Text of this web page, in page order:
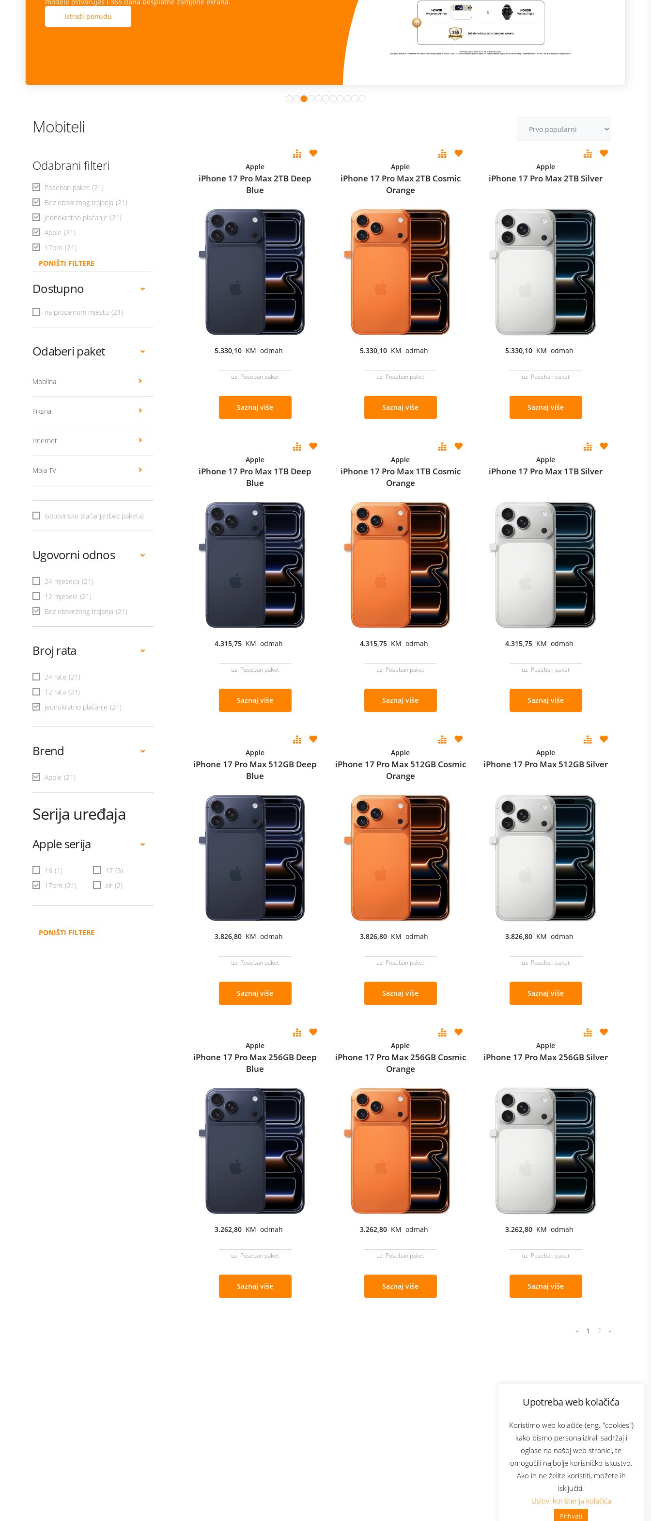
Upotreba web kolačića
Koristimo web kolačiće (eng. "cookies")
kako bismo personalizirali sadržaj i
oglase na našoj web stranici, te
omogućili najbolje korisničko iskustvo.
Ako ih ne želite koristiti, možete ih
isključiti.
Uslovi korištenja kolačića
Prihvati
👋 Zdravo, kako mogu pomoći?
Istraži ponudu
Mobiteli
Odabrani filteri
Poseban paket (21)
Bez obaveznog trajanja (21)
Jednokratno plaćanje (21)
Apple (21)
17pro (21)
PONIŠTI FILTERE
Dostupno
na prodajnom mjestu (21)
Odaberi paket
Mobilna
Fiksna
Internet
Moja TV
Gotovinsko plaćanje (bez paketa)
Ugovorni odnos
24 mjeseca (21)
12 mjeseci (21)
Bez obaveznog trajanja (21)
Broj rata
24 rate (21)
12 rata (21)
Jednokratno plaćanje (21)
Brend
Apple (21)
Serija uređaja
Apple serija
16 (1) 17 (5)
17pro (21) air (2)
PONIŠTI FILTERE
Apple
iPhone 17 Pro Max 2TB Deep
Blue
5.330,10 KM odmah
uz Poseban paket
Saznaj više
Apple
iPhone 17 Pro Max 2TB Cosmic
Orange
5.330,10 KM odmah
uz Poseban paket
Saznaj više
Apple
iPhone 17 Pro Max 2TB Silver
5.330,10 KM odmah
uz Poseban paket
Saznaj više
Apple
iPhone 17 Pro Max 1TB Deep
Blue
4.315,75 KM odmah
uz Poseban paket
Saznaj više
Apple
iPhone 17 Pro Max 1TB Cosmic
Orange
4.315,75 KM odmah
uz Poseban paket
Saznaj više
Apple
iPhone 17 Pro Max 1TB Silver
4.315,75 KM odmah
uz Poseban paket
Saznaj više
Apple
iPhone 17 Pro Max 512GB Deep
Blue
3.826,80 KM odmah
uz Poseban paket
Saznaj više
Apple
iPhone 17 Pro Max 512GB Cosmic
Orange
3.826,80 KM odmah
uz Poseban paket
Saznaj više
Apple
iPhone 17 Pro Max 512GB Silver
3.826,80 KM odmah
uz Poseban paket
Saznaj više
Apple
iPhone 17 Pro Max 256GB Deep
Blue
3.262,80 KM odmah
uz Poseban paket
Saznaj više
Apple
iPhone 17 Pro Max 256GB Cosmic
Orange
3.262,80 KM odmah
uz Poseban paket
Saznaj više
Apple
iPhone 17 Pro Max 256GB Silver
3.262,80 KM odmah
uz Poseban paket
Saznaj više
« 1 2 »
Bonus plus
Prijava za newsletter